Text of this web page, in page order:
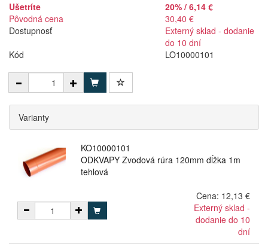
Ušetríte
20% / 6,14 €
Pôvodná cena
30,40 €
Dostupnosť
Externý sklad - dodanie
do 10 dní
Kód
LO10000101
Varianty
KO10000101
ODKVAPY Zvodová rúra 120mm dĺžka 1m
tehlová
Cena: 12,13 €
Externý sklad -
dodanie do 10
dní